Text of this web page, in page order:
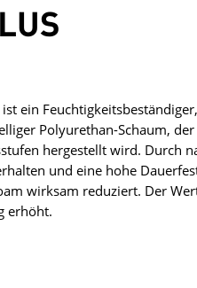
ist ein
Polyurethan-Schaum,
hergestellt wird. Durch
und eine hohe
wirksam reduziert. Der
erhöht.